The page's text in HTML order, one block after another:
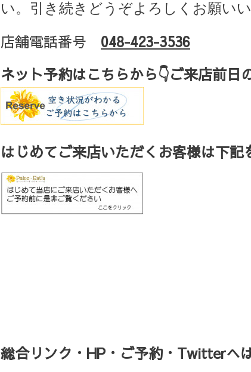
い。引き続きどうぞよろしくお願いい
店舗電話番号 048-423-3536
ネット予約はこちらから👇ご来店前日
はじめてご来店いただくお客様は下記
総合リンク・HP・ご予約・Twitterへ